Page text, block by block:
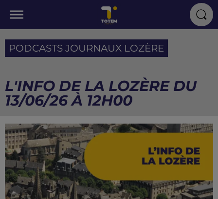
PODCASTS JOURNAUX LOZÈRE
L'INFO DE LA LOZÈRE DU
13/06/26 À 12H00